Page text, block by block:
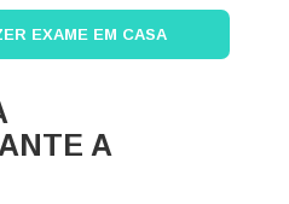
EXAME EM CASA
A